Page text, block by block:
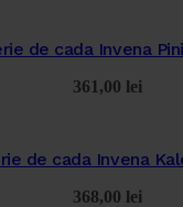
de cada Invena
361,00 lei
de cada Invena
368,00 lei